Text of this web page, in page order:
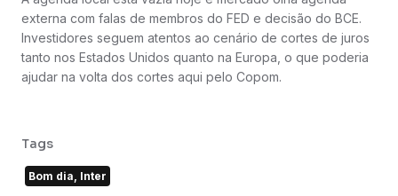
externa com falas de membros do FED e decisão do BCE.
Investidores seguem atentos ao cenário de cortes de juros
tanto nos Estados Unidos quanto na Europa, o que poderia
ajudar na volta dos cortes aqui pelo Copom.
Tags
Bom dia, Inter